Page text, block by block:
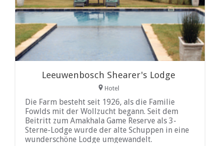
Leeuwenbosch Shearer's Lodge
Hotel
Die Farm besteht seit 1926, als die Familie
Fowlds mit der Wollzucht begann. Seit dem
Beitritt zum Amakhala Game Reserve als 3-
Sterne-Lodge wurde der alte Schuppen in eine
wunderschöne Lodge umgewandelt.